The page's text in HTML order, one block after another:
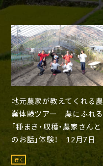
地元農家が教えてくれる農
業体験ツアー 農にふれる
「種まき・収穫・農家さんと
のお話」体験！ 12月7日
行く